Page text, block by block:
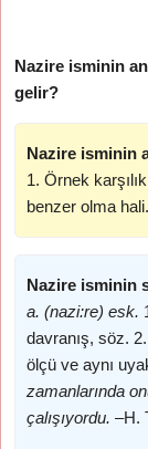
Nazire isminin
gelir?
Nazire isminin
1. Örnek
benzer olma hali.
Nazire isminin
a. (nazi:re) esk.
davranış, söz.
ölçü ve aynı
zamanlarında
çalışıyordu. –H.